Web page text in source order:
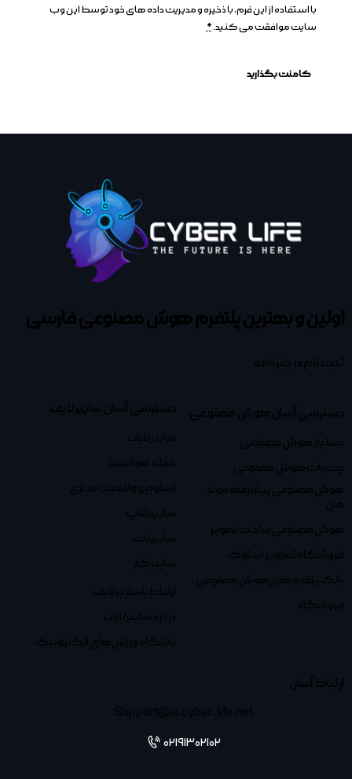
با استفاده از این فرم، با ذخیره و مدیریت داده های خود توسط این وب
سایت موافقت می کنید.*
اولین و بهترین پلتفرمهوش مصنوعی فارسی
ثبت نام در خبرنامه
دسترسی آسان هوش مصنوعی
دستیار هوش مصنوعی
چت بات هوش مصنوعی
هوش مصنوعی پیشرفته مولد
متن
هوش مصنوعی ساخت تصویر
فروشگاه تصاویر استوک
بانک پتفرم های هوش مصنوعی
فروشگاه
دسترسی آسان سایبرلایف
سایبرلایف
مجله هوشمند
استودیو واقعیت مجازی
سایبرشاپ
سایبربات
سایبرکار
ارتباط با سایبرلایف
درباره سایبرلایف
باشگاه ورزش‌های الکترونیک
ارتباط آسان
Support@ai.cyber-life.net
02191302102